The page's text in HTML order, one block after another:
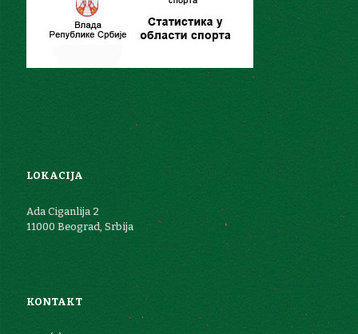
LOKACIJA
Ada Ciganlija 2
11000 Beograd, Srbija
KONTAKT